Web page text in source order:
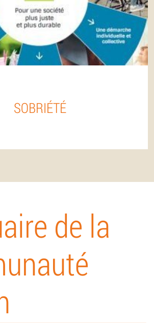
SOBRIÉTÉ
de la